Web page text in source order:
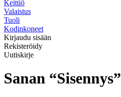
Keittiö
Valaistus
Tuoli
Kodinkoneet
Kirjaudu sisään
Rekisteröidy
Uutiskirje
Sanan